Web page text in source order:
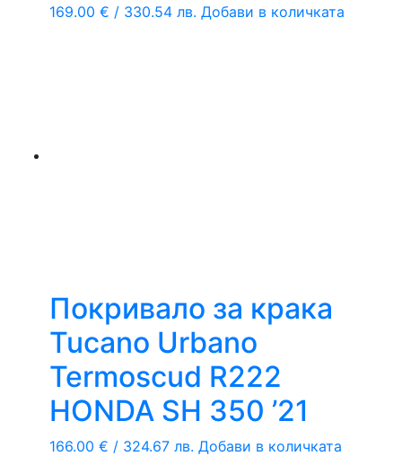
169.00 € / 330.54 лв. Добави в количката
Покривало за крака
Tucano Urbano
Termoscud R222
HONDA SH 350 ’21
166.00 € / 324.67 лв. Добави в количката